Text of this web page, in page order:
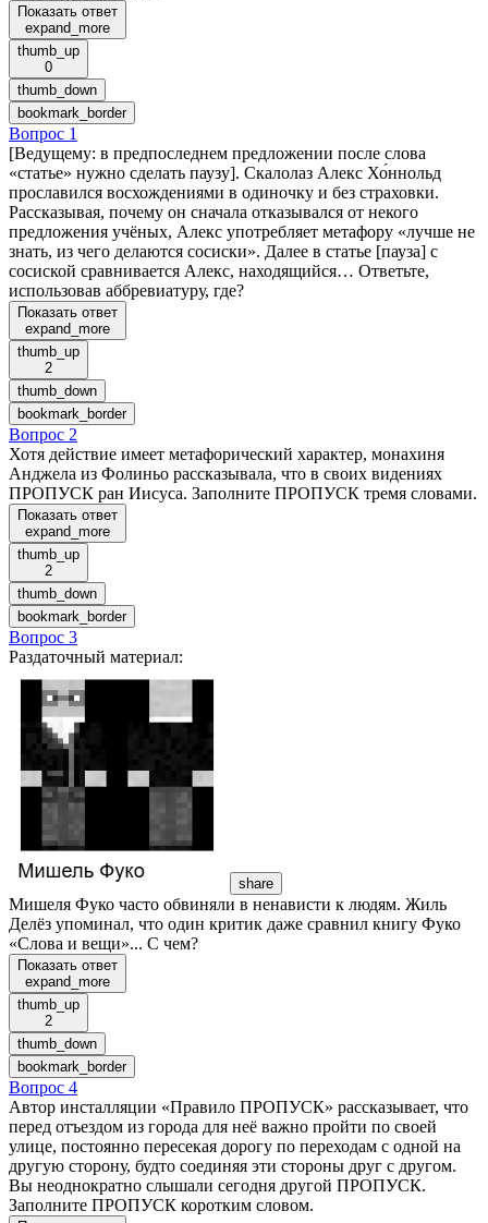
Показать ответ
expand_more
thumb_up
0
thumb_down
bookmark_border
Вопрос 1
[Ведущему: в предпоследнем предложении после слова
«статье» нужно сделать паузу]. Скалолаз Алекс Хо́ннольд
прославился восхождениями в одиночку и без страховки.
Рассказывая, почему он сначала отказывался от некого
предложения учёных, Алекс употребляет метафору «лучше не
знать, из чего делаются сосиски». Далее в статье [пауза] с
сосиской сравнивается Алекс, находящийся… Ответьте,
использовав аббревиатуру, где?
Показать ответ
expand_more
thumb_up
2
thumb_down
bookmark_border
Вопрос 2
Хотя действие имеет метафорический характер, монахиня
Анджела из Фолиньо рассказывала, что в своих видениях
ПРОПУСК ран Иисуса. Заполните ПРОПУСК тремя словами.
Показать ответ
expand_more
thumb_up
2
thumb_down
bookmark_border
Вопрос 3
Раздаточный материал:
share
Мишеля Фуко часто обвиняли в ненависти к людям. Жиль
Делёз упоминал, что один критик даже сравнил книгу Фуко
«Слова и вещи»... С чем?
Показать ответ
expand_more
thumb_up
2
thumb_down
bookmark_border
Вопрос 4
Автор инсталляции «Правило ПРОПУСК» рассказывает, что
перед отъездом из города для неё важно пройти по своей
улице, постоянно пересекая дорогу по переходам с одной на
другую сторону, будто соединяя эти стороны друг с другом.
Вы неоднократно слышали сегодня другой ПРОПУСК.
Заполните ПРОПУСК коротким словом.